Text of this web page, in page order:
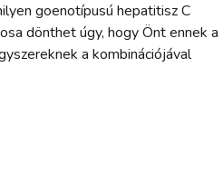
goenotípusú hepatitisz C
dönthet úgy, hogy Önt ennek a
a kombinációjával